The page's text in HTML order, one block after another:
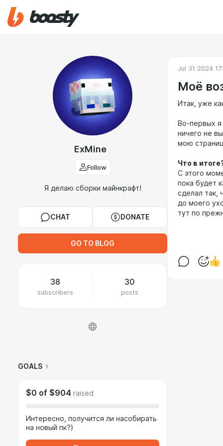
ExMine
Follow
Я делаю сборки майнкрафт!
CHAT DONATE
GO TO BLOG
38
subscribers
30
posts
GOALS 1
$0 of $904 raised
Интересно, получится ли насобирать
на новый пк?)
Jul 31 2024
Моё
Итак, уже
Во-первых я
ничего не
мою
Что в
С этого
пока будет
сделал так,
до моего
тут по